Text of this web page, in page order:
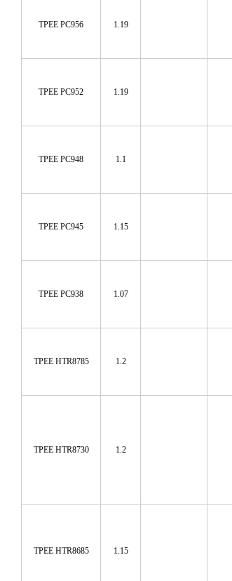
TPEE PC956 1.19
TPEE PC952 1.19
TPEE PC948 1.1
TPEE PC945 1.15
TPEE PC938 1.07
TPEE HTR8785 1.2
TPEE HTR8730 1.2
TPEE HTR8685 1.15